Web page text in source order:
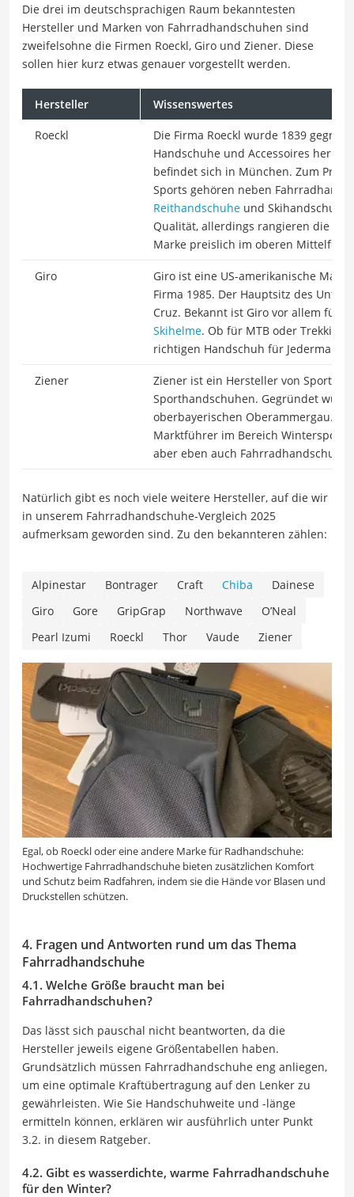
Die drei im deutschsprachigen Raum bekanntesten
Hersteller und Marken von Fahrradhandschuhen sind
zweifelsohne die Firmen Roeckl, Giro und Ziener. Diese
sollen hier kurz etwas genauer vorgestellt werden.
Hersteller Wissenswertes
Roeckl
Die Firma Roeckl wurde 1839
Handschuhe und Accessoires her.
befindet sich in München. Zum
Sports gehören neben
Reithandschuhe und
Qualität, allerdings rangieren die
Marke preislich im oberen Mittelfeld.
Giro
Giro ist eine US-amerikanische
Firma 1985. Der Hauptsitz des
Cruz. Bekannt ist Giro vor allem für
Skihelme. Ob für MTB oder
richtigen Handschuh für Jedermann.
Ziener
Ziener ist ein Hersteller von
Sporthandschuhen. Gegründet
oberbayerischen Oberammergau.
Marktführer im Bereich Wintersport-
aber eben auch Fahrradhandschuhe
Natürlich gibt es noch viele weitere Hersteller, auf die wir
in unserem Fahrradhandschuhe-Vergleich 2025
aufmerksam geworden sind. Zu den bekannteren zählen:
Alpinestar Bontrager Craft Chiba
Dainese
Giro
Gore GripGrap Northwave
O’Neal
Pearl Izumi
Roeckl Thor Vaude Ziener
Egal, ob Roeckl oder eine andere Marke für Radhandschuhe:
Hochwertige Fahrradhandschuhe bieten zusätzlichen Komfort
und Schutz beim Radfahren, indem sie die Hände vor Blasen und
Druckstellen schützen.
4. Fragen und Antworten rund um das Thema
Fahrradhandschuhe
4.1. Welche Größe braucht man bei
Fahrradhandschuhen?
Das lässt sich pauschal nicht beantworten, da die
Hersteller jeweils eigene Größentabellen haben.
Grundsätzlich müssen Fahrradhandschuhe eng anliegen,
um eine optimale Kraftübertragung auf den Lenker zu
gewährleisten. Wie Sie Handschuhweite und -länge
ermitteln können, erklären wir ausführlich unter Punkt
3.2. in diesem Ratgeber.
4.2. Gibt es wasserdichte, warme Fahrradhandschuhe
für den Winter?